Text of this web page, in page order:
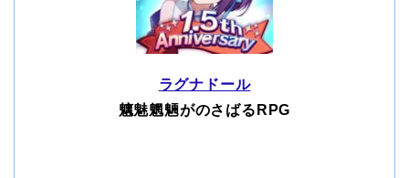
ラグナドール
魑魅魍魎がのさばるRPG